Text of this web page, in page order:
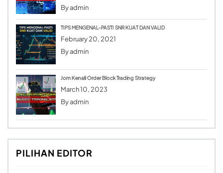
Byadmin
TIPS MENGENAL-PASTI SNR KUAT DAN VALID
February 20, 2021
Byadmin
Jom Kenali Order Block Trading Strategy
March 10, 2023
Byadmin
PILIHAN EDITOR